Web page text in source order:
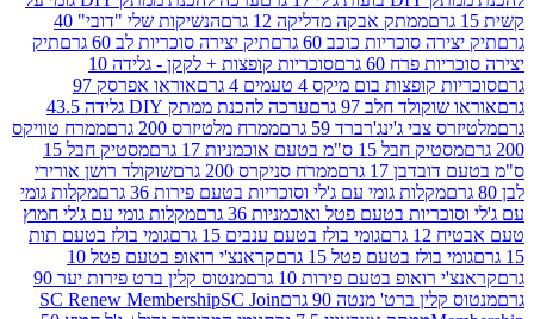
ממתק אבקה מדליקה 12 גרם
הנשיקות שלי "דובי" 40
סוכריות כוכב 60 גרם
תיק יצירה סוכריות לב 60 גרם
תיק
פרח 60 גרם
סוכריות קופצות + לקקן - גלידה 10
בום מיקס 4 טעמים 4 גרם
אוראו אפרסק 97
חלב 97 גרם
ערכה להכנת ממתק DIY גלידה 43.5
ג'ינג'רברד 59 גרם
ממרח מלטיזרס 200 גרם
ממרח טוויקס
15 ס"מ בטעם אוכמניות 17 גרם
מסטיק חבל 15
17 גרם
ממרח סניקרס 200 גרם
שוקולד רושן אורירי
מקלות גומי עם ג'לי וסוכריות בטעם פירות 36 גרם
מקלות גומי
בטעם פטל ואוכמניות 36 גרם
מקלות גומי עם ג'לי חמוץ
גומי בולז בטעם ענבים 15 גרם
גומי בולז בטעם תות
בולז בטעם פטל 15 גרם
קראנצ'י רואופ בטעם פטל 10
בטעם פירות 10 גרם
מנטוס קלין ברט פירות יער 90
ברט' מנטה 90 גרם
SC Renew MembershipSC Join